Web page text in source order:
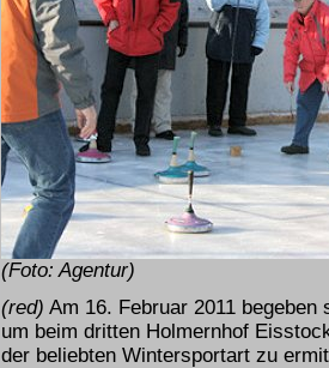
(Foto: Agentur)
(red) Am 16. Februar 2011
um beim dritten Holmernhof
der beliebten Wintersportart zu